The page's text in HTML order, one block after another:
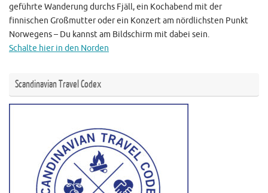
geführte Wanderung durchs Fjäll, ein Kochabend mit der
finnischen Großmutter oder ein Konzert am nördlichsten Punkt
Norwegens – Du kannst am Bildschirm mit dabei sein.
Schalte hier in den Norden
Scandinavian Travel Codex